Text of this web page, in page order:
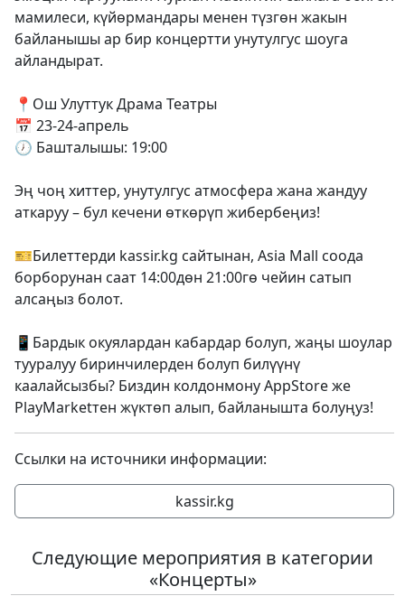
мамилеси, күйөрмандары менен түзгөн жакын
байланышы ар бир концертти унутулгус шоуга
айландырат.
📍Ош Улуттук Драма Театры
📅 23-24-апрель
🕖 Башталышы: 19:00
Эң чоң хиттер, унутулгус атмосфера жана жандуу
аткаруу – бул кечени өткөрүп жибербеңиз!
🎫Билеттерди kassir.kg сайтынан, Asia Mall соода
борборунан саат 14:00дөн 21:00гө чейин сатып
алсаңыз болот.
📱Бардык окуялардан кабардар болуп, жаңы шоулар
тууралуу биринчилерден болуп билүүнү
каалайсызбы? Биздин колдонмону AppStore же
PlayMarketтен жүктөп алып, байланышта болуңуз!
Ссылки на источники информации:
kassir.kg
Следующие мероприятия в категории
«Концерты»